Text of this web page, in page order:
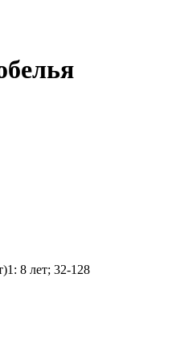
8 лет; 32-128